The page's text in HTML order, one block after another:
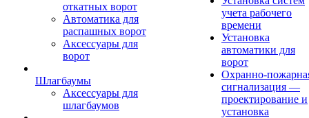
откатных ворот
Автоматика для
распашных ворот
Аксессуары для
ворот
Шлагбаумы
Аксессуары для
шлагбаумов
учета рабочего
времени
Установка
автоматики для
ворот
Охранно-
сигнализация —
проектирование и
установка